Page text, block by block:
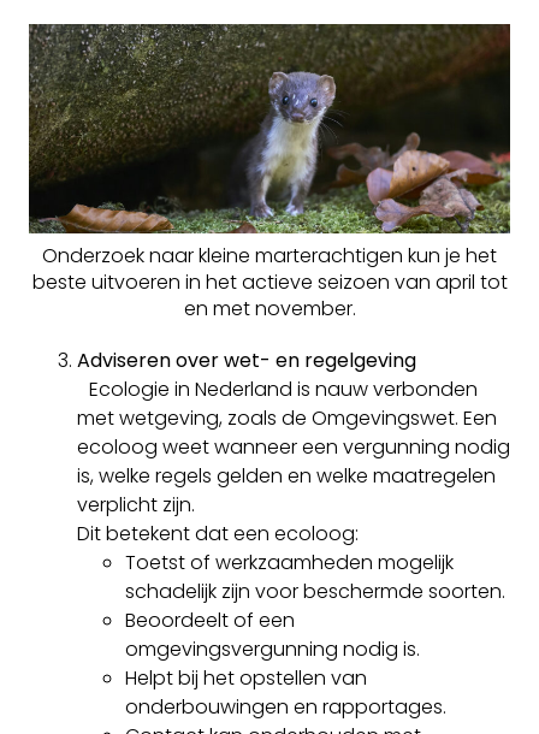
Onderzoek naar kleine marterachtigen kun je het
beste uitvoeren in het actieve seizoen van april tot
en met november.
Adviseren over wet- en regelgeving
Ecologie in Nederland is nauw verbonden
met wetgeving, zoals de Omgevingswet. Een
ecoloog weet wanneer een vergunning nodig
is, welke regels gelden en welke maatregelen
verplicht zijn.
Dit betekent dat een ecoloog:
Toetst of werkzaamheden mogelijk
schadelijk zijn voor beschermde soorten.
Beoordeelt of een
omgevingsvergunning nodig is.
Helpt bij het opstellen van
onderbouwingen en rapportages.